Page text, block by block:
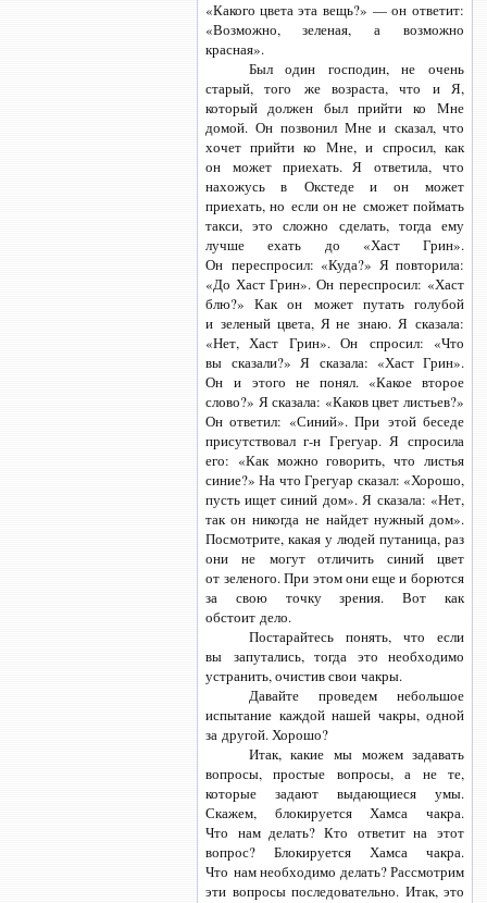
«Какого цвета эта вещь?» — он ответит:
«Возможно, зеленая, а возможно
красная».
Был один господин, не очень
старый, того же возраста, что и Я,
который должен был прийти ко Мне
домой. Он позвонил Мне и сказал, что
хочет прийти ко Мне, и спросил, как
он может приехать. Я ответила, что
нахожусь в Окстеде и он может
приехать, но если он не сможет поймать
такси, это сложно сделать, тогда ему
лучше ехать до «Хаст Грин».
Он переспросил: «Куда?» Я повторила:
«До Хаст Грин». Он переспросил: «Хаст
блю?» Как он может путать голубой
и зеленый цвета, Я не знаю. Я сказала:
«Нет, Хаст Грин». Он спросил: «Что
вы сказали?» Я сказала: «Хаст Грин».
Он и этого не понял. «Какое второе
слово?» Я сказала: «Каков цвет листьев?»
Он ответил: «Синий». При этой беседе
присутствовалг-н Грегуар. Я спросила
его: «Как можно говорить, что листья
синие?» На что Грегуар сказал: «Хорошо,
пусть ищет синий дом». Я сказала: «Нет,
так он никогда не найдет нужный дом».
Посмотрите, какая у людей путаница, раз
они не могут отличить синий цвет
от зеленого. При этом они еще и борются
за свою точку зрения. Вот как
обстоит дело.
Постарайтесь понять, что если
вы запутались, тогда это необходимо
устранить, очистив свои чакры.
Давайте проведем небольшое
испытание каждой нашей чакры, одной
за другой. Хорошо?
Итак, какие мы можем задавать
вопросы, простые вопросы, а не те,
которые задают выдающиеся умы.
Скажем, блокируется Хамса чакра.
Что нам делать? Кто ответит на этот
вопрос? Блокируется Хамса чакра.
Что нам необходимо делать? Рассмотрим
эти вопросы последовательно. Итак, это